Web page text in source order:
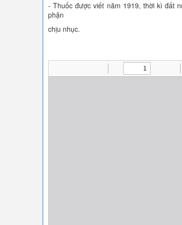
- Thuốc được viết năm 1919, thời kì đất
phận
chịu nhục.